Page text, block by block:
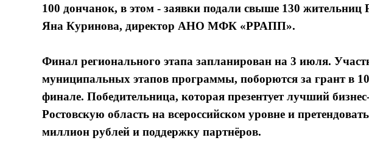
100 дончанок, в этом - заявки подали свыше 130 жительниц
Яна Куринова, директор АНО МФК «РРАПП».
Финал регионального этапа запланирован на 3 июля.
муниципальных этапов программы, поборются за грант в
финале. Победительница, которая презентует лучший
Ростовскую область на всероссийском уровне и
миллион рублей и поддержку партнёров.